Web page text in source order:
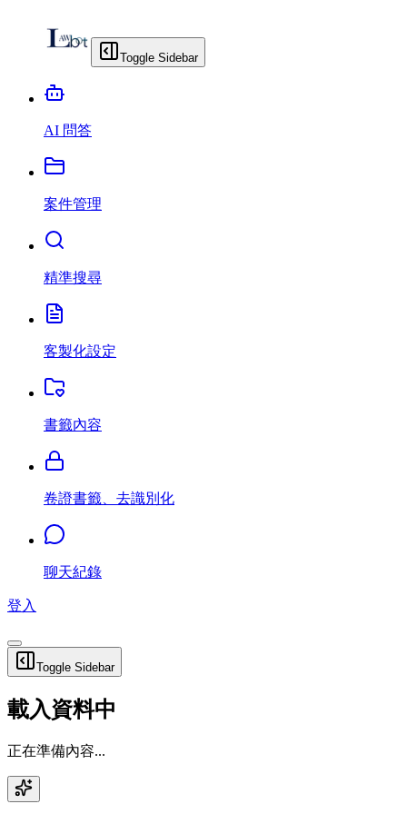
Toggle Sidebar
AI 問答
案件管理
精準搜尋
客製化設定
書籤內容
卷證書籤、去識別化
聊天紀錄
登入
Toggle Sidebar
載入資料中
正在準備內容...